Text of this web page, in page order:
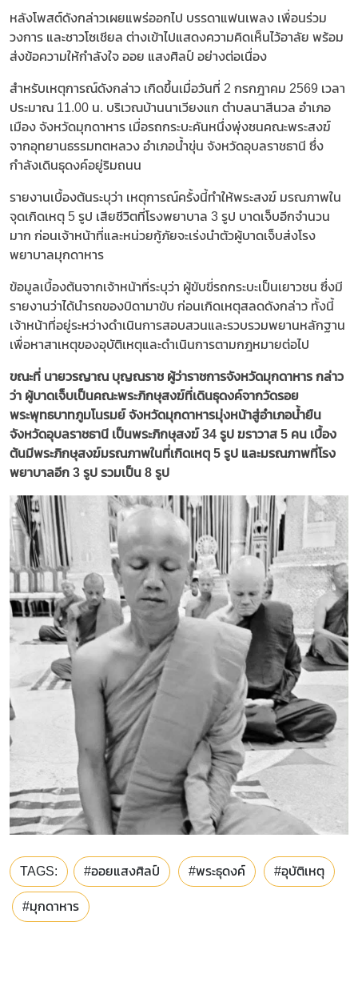
หลังโพสต์ดังกล่าวเผยแพร่ออกไป บรรดาแฟนเพลง เพื่อนร่วม
วงการ และชาวโซเชียล ต่างเข้าไปแสดงความคิดเห็นไว้อาลัย พร้อม
ส่งข้อความให้กำลังใจ ออย แสงศิลป์ อย่างต่อเนื่อง
สำหรับเหตุการณ์ดังกล่าว เกิดขึ้นเมื่อวันที่ 2 กรกฎาคม 2569 เวลา
ประมาณ 11.00 น. บริเวณบ้านนาเวียงแก ตำบลนาสีนวล อำเภอ
เมือง จังหวัดมุกดาหาร เมื่อรถกระบะคันหนึ่งพุ่งชนคณะพระสงฆ์
จากอุทยานธรรมทตหลวง อำเภอน้ำขุ่น จังหวัดอุบลราชธานี ซึ่ง
กำลังเดินธุดงค์อยู่ริมถนน
รายงานเบื้องต้นระบุว่า เหตุการณ์ครั้งนี้ทำให้พระสงฆ์ มรณภาพใน
จุดเกิดเหตุ 5 รูป เสียชีวิตที่โรงพยาบาล 3 รูป บาดเจ็บอีกจำนวน
มาก ก่อนเจ้าหน้าที่และหน่วยกู้ภัยจะเร่งนำตัวผู้บาดเจ็บส่งโรง
พยาบาลมุกดาหาร
ข้อมูลเบื้องต้นจากเจ้าหน้าที่ระบุว่า ผู้ขับขี่รถกระบะเป็นเยาวชน ซึ่งมี
รายงานว่าได้นำรถของบิดามาขับ ก่อนเกิดเหตุสลดดังกล่าว ทั้งนี้
เจ้าหน้าที่อยู่ระหว่างดำเนินการสอบสวนและรวบรวมพยานหลักฐาน
เพื่อหาสาเหตุของอุบัติเหตุและดำเนินการตามกฎหมายต่อไป
ขณะที่ นายวรญาณ บุญณราช ผู้ว่าราชการจังหวัดมุกดาหาร กล่าว
ว่า ผู้บาดเจ็บเป็นคณะพระภิกษุสงฆ์ที่เดินธุดงค์จากวัดรอย
พระพุทธบาทภูมโนรมย์ จังหวัดมุกดาหารมุ่งหน้าสู่อำเภอน้ำยืน
จังหวัดอุบลราชธานี เป็นพระภิกษุสงฆ์ 34 รูป ฆราวาส 5 คน เบื้อง
ต้นมีพระภิกษุสงฆ์มรณภาพในที่เกิดเหตุ 5 รูป และมรณภาพที่โรง
พยาบาลอีก 3 รูป รวมเป็น 8 รูป
TAGS: #ออยแสงศิลป์ #พระธุดงค์ #อุบัติเหตุ
#มุกดาหาร